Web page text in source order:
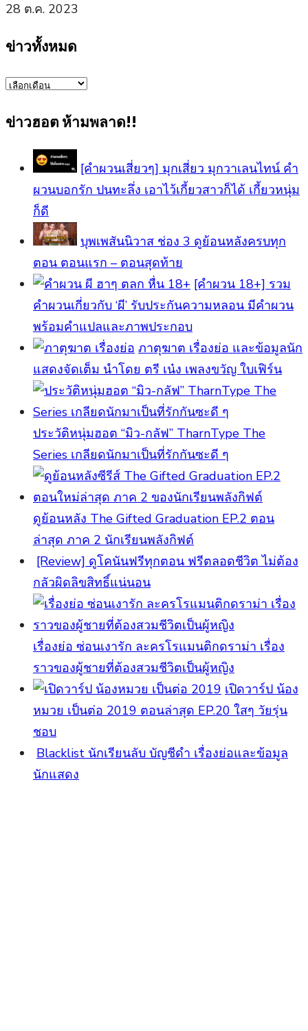
28 ต.ค. 2023
ข่าวทั้งหมด
ข่าว
ข่าวฮอต ห้ามพลาด!!
[คำผวนเสี่ยวๆ] มุกเสี่ยว มุกวาเลนไทน์ คำ
ผวนบอกรัก ปนทะลึ่ง เอาไว้เกี้ยวสาวก็ได้ เกี้ยวหนุ่ม
ก็ดี
บุพเพสันนิวาส ช่อง 3 ดูย้อนหลังครบทุก
ตอน ตอนแรก – ตอนสุดท้าย
[คําผวน 18+] รวม
คำผวนเกี่ยวกับ ‘ผี’ รับประกันความหลอน มีคำผวน
พร้อมคำแปลและภาพประกอบ
ภาตุฆาต เรื่องย่อ และข้อมูลนัก
แสดงจัดเต็ม นำโดย ตรี เน๋ง เพลงขวัญ ใบเฟิร์น
ประวัติหนุ่มฮอต “มิว-กลัฟ” TharnType The
Series เกลียดนักมาเป็นที่รักกันซะดี ๆ
ดูย้อนหลัง The Gifted Graduation EP.2 ตอน
ล่าสุด ภาค 2 นักเรียนพลังกิฟต์
[Review] ดูโคนันฟรีทุกตอน ฟรีตลอดชีวิต ไม่ต้อง
กลัวผิดลิขสิทธิ์แน่นอน
เรื่องย่อ ซ่อนเงารัก ละครโรแมนติกดราม่า เรื่อง
ราวของผู้ชายที่ต้องสวมชีวิตเป็นผู้หญิง
เปิดวาร์ป น้อง
หมวย เป็นต่อ 2019 ตอนล่าสุด EP.20 ใสๆ วัยรุ่น
ชอบ
Blacklist นักเรียนลับ บัญชีดำ เรื่องย่อและข้อมูล
นักแสดง